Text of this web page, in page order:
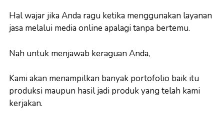
Hal wajar jika Anda ragu ketika menggunakan layanan
jasa melalui media online apalagi tanpa bertemu.
Nah untuk menjawab keraguan Anda,
Kami akan menampilkan banyak portofolio baik itu
produksi maupun hasil jadi produk yang telah kami
kerjakan.